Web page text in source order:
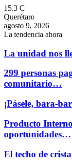
15.3 C
Querétaro
agosto 9, 2026
La tendencia ahora
La unidad nos
299 personas
comunitario…
¡Pásele, bara-
Producto
oportunidades…
El techo de